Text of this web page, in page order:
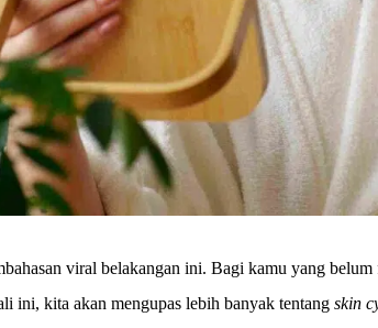
viral belakangan ini. Bagi kamu yang
ini, kita akan mengupas lebih banyak tentangskin